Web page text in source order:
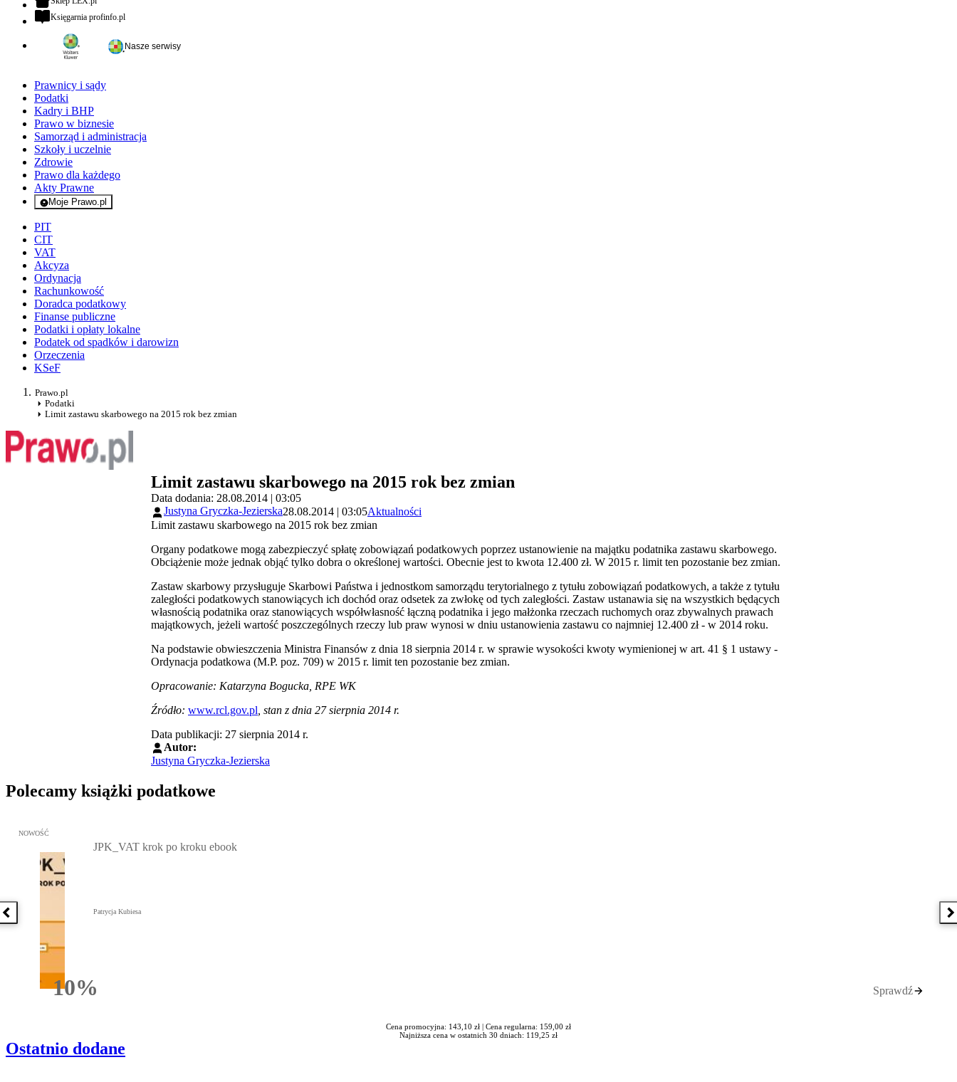
Księgarnia profinfo.plotwiera się w nowej karcie
Nasze serwisy
Prawnicy i sądy
Podatki
Kadry i BHP
Prawo w biznesie
Samorząd i administracja
Szkoły i uczelnie
Zdrowie
Prawo dla każdego
Akty Prawne
Moje Prawo.pl
- rejestracja i logowanie do serwisu
PIT
CIT
VAT
Akcyza
Ordynacja
Rachunkowość
Doradca podatkowy
Finanse publiczne
Podatki i opłaty lokalne
Podatek od spadków i darowizn
Orzeczenia
KSeF
Prawo.pl
Podatki
Limit zastawu skarbowego na 2015 rok bez zmian
Limit zastawu skarbowego na 2015 rok bez zmian
Data dodania: 28.08.2014 | 03:05
Justyna Gryczka-Jezierska28.08.2014 | 03:05Aktualności
Limit zastawu skarbowego na 2015 rok bez zmian
Organy podatkowe mogą zabezpieczyć spłatę zobowiązań podatkowych poprzez ustanowienie na majątku podatnika zastawu skarbowego.
Obciążenie może jednak objąć tylko dobra o określonej wartości. Obecnie jest to kwota 12.400 zł. W 2015 r. limit ten pozostanie bez zmian.
Zastaw skarbowy przysługuje Skarbowi Państwa i jednostkom samorządu terytorialnego z tytułu zobowiązań podatkowych, a także z tytułu
zaległości podatkowych stanowiących ich dochód oraz odsetek za zwłokę od tych zaległości. Zastaw ustanawia się na wszystkich będących
własnością podatnika oraz stanowiących współwłasność łączną podatnika i jego małżonka rzeczach ruchomych oraz zbywalnych prawach
majątkowych, jeżeli wartość poszczególnych rzeczy lub praw wynosi w dniu ustanowienia zastawu co najmniej 12.400 zł - w 2014 roku.
Na podstawie obwieszczenia Ministra Finansów z dnia 18 sierpnia 2014 r. w sprawie wysokości kwoty wymienionej w art. 41 § 1 ustawy -
Ordynacja podatkowa (M.P. poz. 709) w 2015 r. limit ten pozostanie bez zmian.
Opracowanie: Katarzyna Bogucka, RPE WK
Źródło: www.rcl.gov.pl , stan z dnia 27 sierpnia 2014 r.
Data publikacji: 27 sierpnia 2014 r.
Autor:
Justyna Gryczka-Jezierska
Polecamy książki podatkowe
Poprzednia książka
Przejdź do: JPK_VAT krok po kroku ebook, Patrycja Kubiesa - otwiera się w nowym oknie
NOWOŚĆ
10%Rabatu
JPK_VAT krok po kroku ebook
Patrycja Kubiesa
Sprawdź
Cena promocyjna: 143,10 zł | Cena regularna: 159,00 zł
Najniższa cena w ostatnich 30 dniach: 119,25 zł
Ostatnio dodane